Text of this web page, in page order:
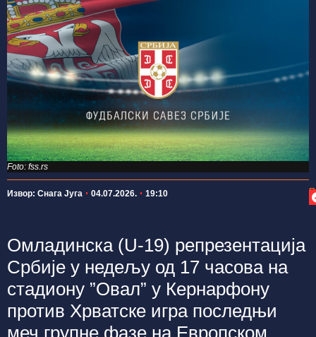
Foto: fss.rs
Извор: Снага Југа 04.07.2026. 19:10
Омладинска (U-19) репрезентација
Србије у недељу од 17 часова на
стадиону ”Овал” у Кернарфону
против Хрватске игра последњи
меч групне фазе на Европском